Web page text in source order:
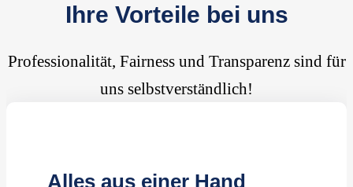
Ihre Vorteile bei uns
Professionalität, Fairness und Transparenz sind für
uns selbstverständlich!
Alles aus einer Hand